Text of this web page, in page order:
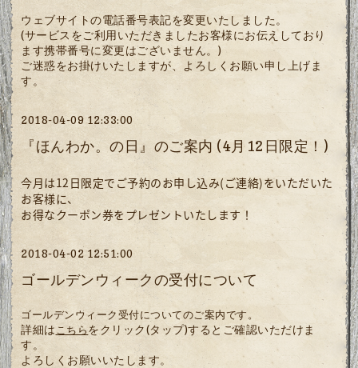
ウェブサイトの電話番号表記を変更いたしました。
(サービスをご利用いただきましたお客様にお伝えしており
ます携帯番号に変更はございません。)
ご迷惑をお掛けいたしますが、よろしくお願い申し上げま
す。
2018-04-09 12:33:00
『ほんわか。の日』のご案内 (4月12日限定！)
今月は12日限定でご予約のお申し込み(ご連絡)をいただいた
お客様に、
お得なクーポン券をプレゼントいたします！
2018-04-02 12:51:00
ゴールデンウィークの受付について
ゴールデンウィーク受付についてのご案内です。
詳細は こちら をクリック(タップ)するとご確認いただけま
す。
よろしくお願いいたします。